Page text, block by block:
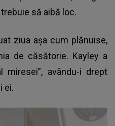
să aibă loc.
ziua așa cum plănuise,
de căsătorie. Kayley a
avându-i drept
ei.